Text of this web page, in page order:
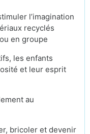
l’imagination
recyclés
en groupe
les enfants
et leur esprit
au
bricoler et devenir